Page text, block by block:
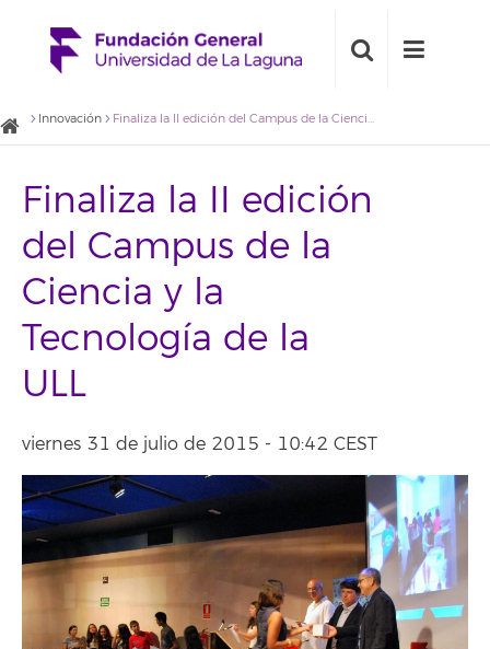
Innovación Finaliza la II edición del Campus de la Ciencia y la Tecnología de la ULL
Finaliza la II edición
del Campus de la
Ciencia y la
Tecnología de la
ULL
viernes 31 de julio de 2015 - 10:42 CEST